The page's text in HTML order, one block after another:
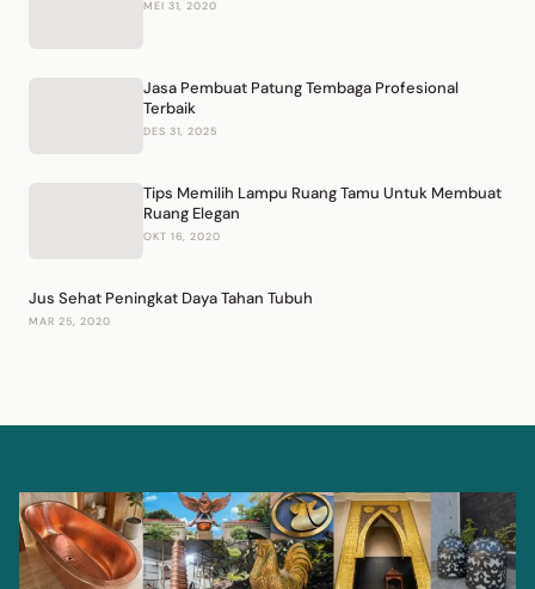
MEI 31, 2020
Jasa Pembuat Patung Tembaga Profesional
Terbaik
DES 31, 2025
Tips Memilih Lampu Ruang Tamu Untuk Membuat
Ruang Elegan
OKT 16, 2020
Jus Sehat Peningkat Daya Tahan Tubuh
MAR 25, 2020